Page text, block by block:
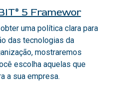
5 Framewor
uma política clara para
das tecnologias da
mostraremos
escolha aquelas que
a sua empresa.